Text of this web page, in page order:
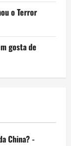
o Terror
gosta de
China? -